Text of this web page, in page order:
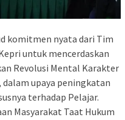
komitmen nyata dari Tim
untuk mencerdaskan
Revolusi Mental Karakter
dalam upaya peningkatan
terhadap Pelajar.
Masyarakat Taat Hukum